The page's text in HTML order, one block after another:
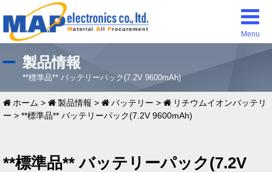
Menu
製品情報
**標準品** バッテリーパック(7.2V 9600mAh)
ホーム > 製品情報 > バッテリー >
リチウムイオンバッテリ
ー > **標準品** バッテリーパック(7.2V 9600mAh)
**標準品** バッテリーパック(7.2V